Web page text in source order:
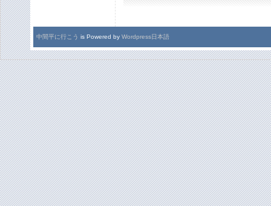
中間平に行こう is Powered by Wordpress日本語